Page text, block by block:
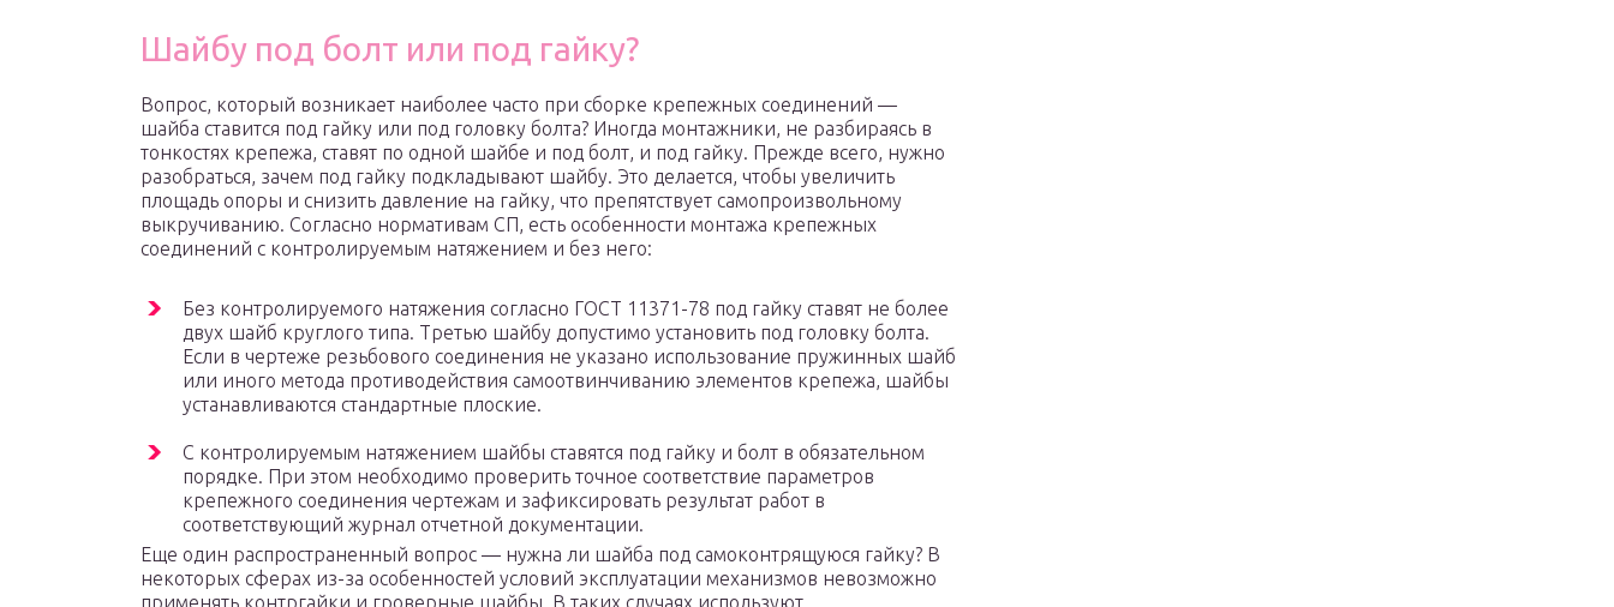
Шайбу под болт или под гайку?
Вопрос, который возникает наиболее часто при сборке крепежных соединений —
шайба ставится под гайку или под головку болта? Иногда монтажники, не разбираясь в
тонкостях крепежа, ставят по одной шайбе и под болт, и под гайку. Прежде всего, нужно
разобраться, зачем под гайку подкладывают шайбу. Это делается, чтобы увеличить
площадь опоры и снизить давление на гайку, что препятствует самопроизвольному
выкручиванию. Согласно нормативам СП, есть особенности монтажа крепежных
соединений с контролируемым натяжением и без него:
Без контролируемого натяжения согласно ГОСТ 11371-78 под гайку ставят не более
двух шайб круглого типа. Третью шайбу допустимо установить под головку болта.
Если в чертеже резьбового соединения не указано использование пружинных шайб
или иного метода противодействия самоотвинчиванию элементов крепежа, шайбы
устанавливаются стандартные плоские.
С контролируемым натяжением шайбы ставятся под гайку и болт в обязательном
порядке. При этом необходимо проверить точное соответствие параметров
крепежного соединения чертежам и зафиксировать результат работ в
соответствующий журнал отчетной документации.
Еще один распространенный вопрос — нужна ли шайба под самоконтрящуюся гайку? В
некоторых сферах из-за особенностей условий эксплуатации механизмов невозможно
применять контргайки и гроверные шайбы. В таких случаях используют